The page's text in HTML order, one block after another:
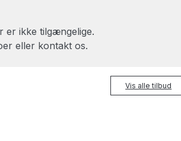
er ikke tilgængelige.
eller kontakt os.
Vis alle tilbud